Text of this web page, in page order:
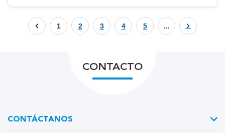
1 2 3 4 5 ...
CONTACTO
CONTÁCTANOS